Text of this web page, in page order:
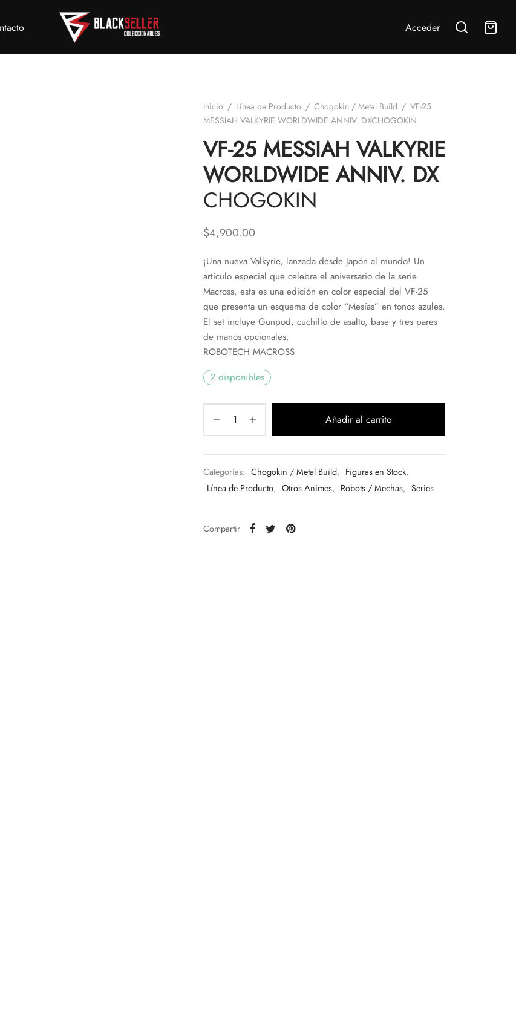
Acceder
Inicio / Línea de Producto / Chogokin / Metal Build / VF-25
MESSIAH VALKYRIE WORLDWIDE ANNIV. DXCHOGOKIN
VF-25 MESSIAH VALKYRIE
WORLDWIDE ANNIV. DX
CHOGOKIN
$4,900.00
¡Una nueva Valkyrie, lanzada desde Japón al mundo! Un
artículo especial que celebra el aniversario de la serie
Macross, esta es una edición en color especial del VF-25
que presenta un esquema de color “Mesías” en tonos azules.
El set incluye Gunpod, cuchillo de asalto, base y tres pares
de manos opcionales.
ROBOTECH MACROSS
2 disponibles
Añadir al carrito
Categorías: Chogokin / Metal Build, Figuras en Stock,
Línea de Producto, Otros Animes, Robots / Mechas, Series
Compartir